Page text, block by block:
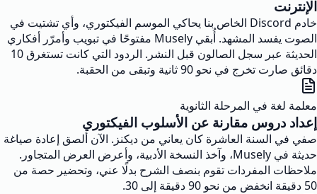
الإنترنت
خادم Discord الخاص بنا يحاكي الموسم الفيكتوري، وأي تشتيت في
الصوت يفسد المشهد. أُبقي Musely مفتوحًا في تبويب وأمرّر أفكاري
الحديثة عبر سجل الصالون قبل النشر. الردود التي كانت تستغرق 10
دقائق صارت تخرج في نحو 90 ثانية وتبقى من الحقبة.
معلمة لغة في المرحلة الثانوية
إعداد دروس مقارنة عن الأسلوب الفيكتوري
صفي في السنة العاشرة كان يعاني من ديكنز. الآن ألصق إعادة صياغة
حديثة في Musely، وآخذ النسخة الأدبية، وأعرض العرض المتجاور.
ملاحظات المفردات تقوم بنصف الشرح بدلًا عني، وتحضير حصة من
50 دقيقة انخفض من نحو 90 دقيقة إلى 30.